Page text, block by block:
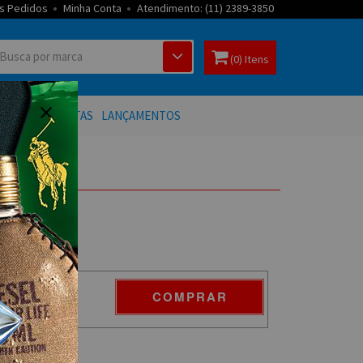
Pedidos Minha Conta Atendimento: (11) 2389-3850
(0) Itens
OFERTAS LANÇAMENTOS
COMPRAR